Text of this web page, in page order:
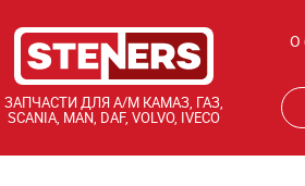
ЗАПЧАСТИ ДЛЯ А/М КАМАЗ, ГАЗ,
SCANIA, MAN, DAF, VOLVO, IVECO
О